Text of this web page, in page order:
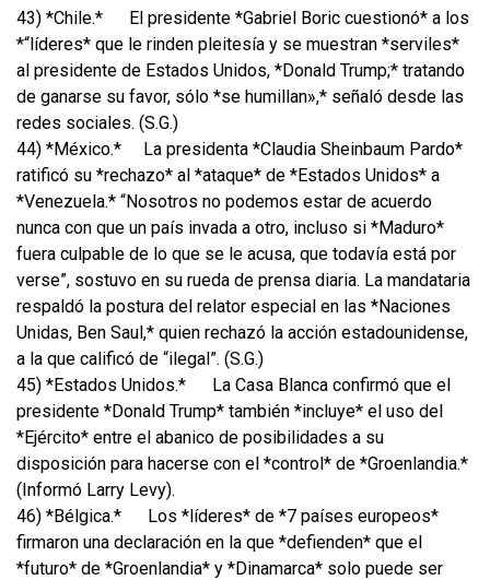
43) *Chile.*
El presidente *Gabriel Boric cuestionó* a los
*“líderes* que le rinden pleitesía y se muestran *serviles*
al presidente de Estados Unidos, *Donald Trump;* tratando
de ganarse su favor, sólo *se humillan»,* señaló desde las
redes sociales. (S.G.)
44) *México.*
La presidenta *Claudia Sheinbaum Pardo*
ratificó su *rechazo* al *ataque* de *Estados Unidos* a
*Venezuela.* “Nosotros no podemos estar de acuerdo
nunca con que un país invada a otro, incluso si *Maduro*
fuera culpable de lo que se le acusa, que todavía está por
verse”, sostuvo en su rueda de prensa diaria. La mandataria
respaldó la postura del relator especial en las *Naciones
Unidas, Ben Saul,* quien rechazó la acción estadounidense,
a la que calificó de “ilegal”. (S.G.)
45) *Estados Unidos.*
La Casa Blanca confirmó que el
presidente *Donald Trump* también *incluye* el uso del
*Ejército* entre el abanico de posibilidades a su
disposición para hacerse con el *control* de *Groenlandia.*
(Informó Larry Levy).
46) *Bélgica.*
Los *líderes* de *7 países europeos*
firmaron una declaración en la que *defienden* que el
*futuro* de *Groenlandia* y *Dinamarca* solo puede ser